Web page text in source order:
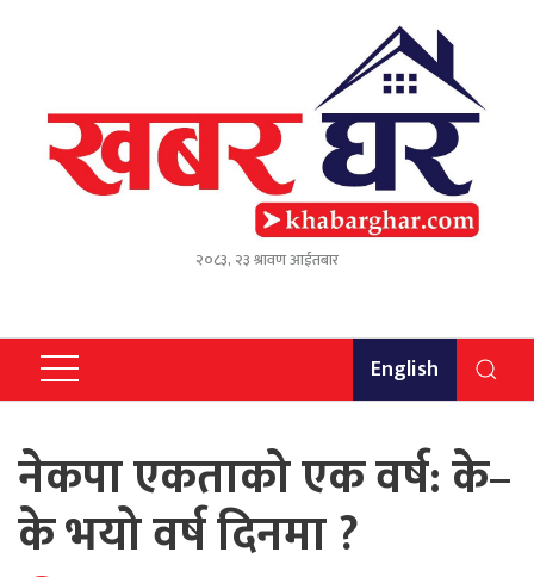
२०८३, २३ श्रावण आईतबार
English
नेकपा एकताको एक वर्ष: के–
के भयो वर्ष दिनमा ?